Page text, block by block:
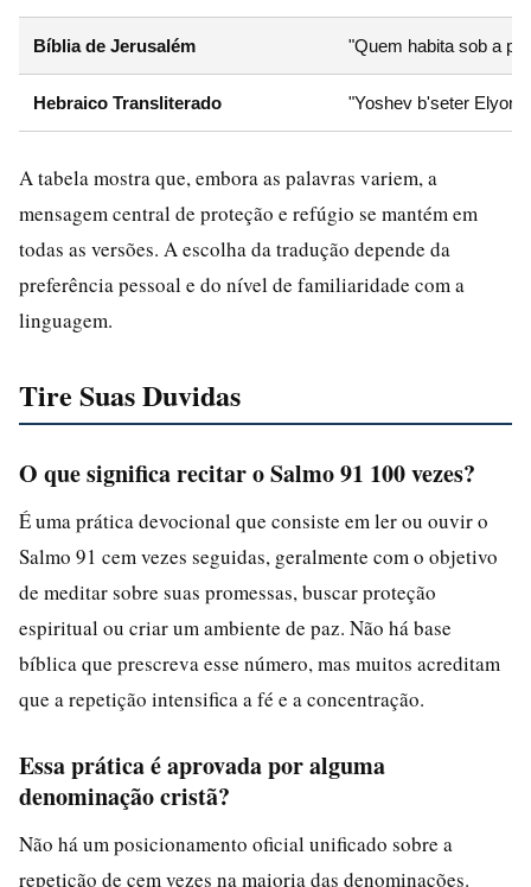
Bíblia de Jerusalém "Quem habita sob a
Hebraico Transliterado "Yoshev b'seter Elyon,
A tabela mostra que, embora as palavras variem, a
mensagem central de proteção e refúgio se mantém em
todas as versões. A escolha da tradução depende da
preferência pessoal e do nível de familiaridade com a
linguagem.
Tire Suas Duvidas
O que significa recitar o Salmo 91 100 vezes?
É uma prática devocional que consiste em ler ou ouvir o
Salmo 91 cem vezes seguidas, geralmente com o objetivo
de meditar sobre suas promessas, buscar proteção
espiritual ou criar um ambiente de paz. Não há base
bíblica que prescreva esse número, mas muitos acreditam
que a repetição intensifica a fé e a concentração.
Essa prática é aprovada por alguma
denominação cristã?
Não há um posicionamento oficial unificado sobre a
repetição de cem vezes na maioria das denominações.